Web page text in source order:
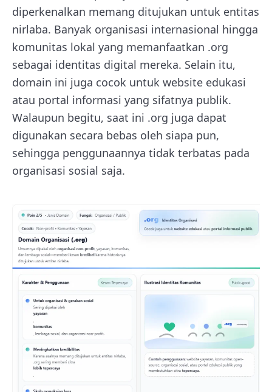
diperkenalkan memang ditujukan untuk entitas
nirlaba. Banyak organisasi internasional hingga
komunitas lokal yang memanfaatkan .org
sebagai identitas digital mereka. Selain itu,
domain ini juga cocok untuk website edukasi
atau portal informasi yang sifatnya publik.
Walaupun begitu, saat ini .org juga dapat
digunakan secara bebas oleh siapa pun,
sehingga penggunaannya tidak terbatas pada
organisasi sosial saja.